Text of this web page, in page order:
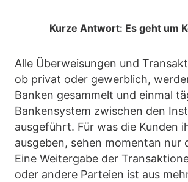
Kurze Antwort: Es geht um
Alle Überweisungen und
ob privat oder gewerblich,
Banken gesammelt und einmal
Bankensystem zwischen den
ausgeführt. Für was die Kunden
ausgeben, sehen momentan nur
Eine Weitergabe der
oder andere Parteien ist aus